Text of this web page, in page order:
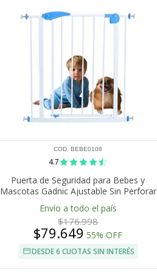
COD. BEBE0108
4.7
Puerta de Seguridad para Bebes y
Mascotas Gadnic Ajustable Sin Perforar
Doble Traba Cierre Automatico Doble
Sentido Uso Interior
Envío a todo el país
$176.998
$79.649 55% OFF
DESDE 6 CUOTAS SIN INTERÉS